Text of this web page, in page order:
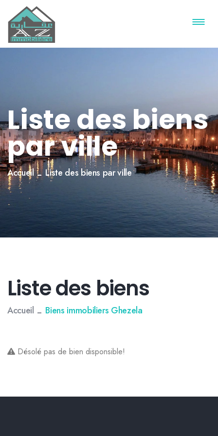
Liste des biens
par ville
Accueil Liste des biens par ville
Liste des biens
Accueil Biens immobiliers Ghezela
Désolé pas de bien disponsible!